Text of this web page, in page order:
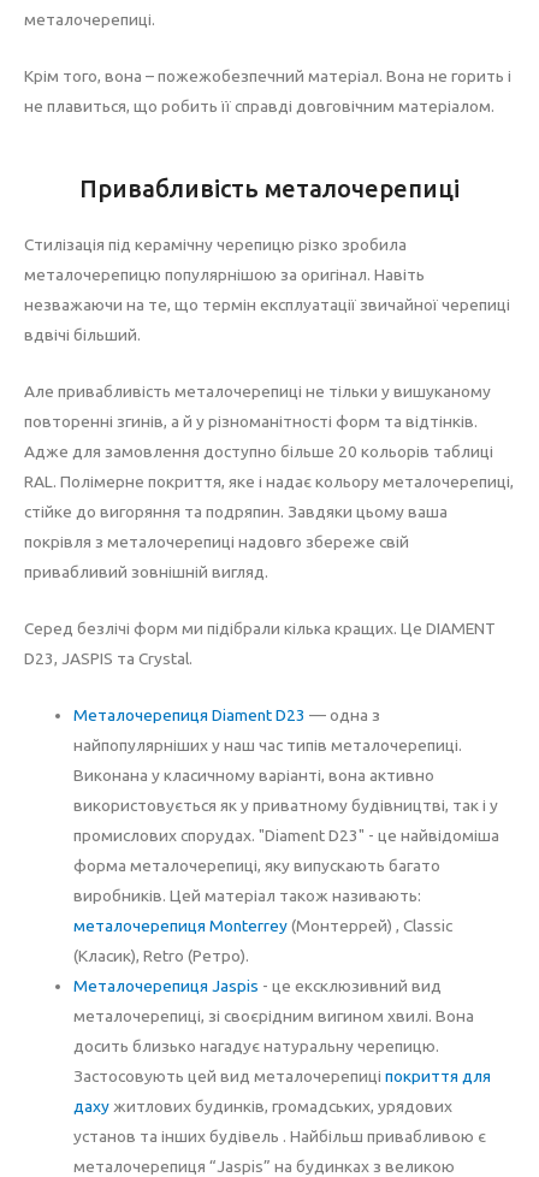
металочерепиці.
Крім того, вона – пожежобезпечний матеріал. Вона не горить і
не плавиться, що робить її справді довговічним матеріалом.
Привабливість металочерепиці
Стилізація під керамічну черепицю різко зробила
металочерепицю популярнішою за оригінал. Навіть
незважаючи на те, що термін експлуатації звичайної черепиці
вдвічі більший.
Але привабливість металочерепиці не тільки у вишуканому
повторенні згинів, а й у різноманітності форм та відтінків.
Адже для замовлення доступно більше 20 кольорів таблиці
RAL. Полімерне покриття, яке і надає кольору металочерепиці,
стійке до вигоряння та подряпин. Завдяки цьому ваша
покрівля з металочерепиці надовго збереже свій
привабливий зовнішній вигляд.
Серед безлічі форм ми підібрали кілька кращих. Це DIAMENT
D23, JASPIS та Crystal.
Металочерепиця Diament D23 — одна з
найпопулярніших у наш час типів металочерепиці.
Виконана у класичному варіанті, вона активно
використовується як у приватному будівництві, так і у
промислових спорудах. "Diament D23" - це найвідоміша
форма металочерепиці, яку випускають багато
виробників. Цей матеріал також називають:
металочерепиця Monterrey(Монтеррей) , Classic
(Класик), Retro (Ретро).
Металочерепиця Jaspis - це ексклюзивний вид
металочерепиці, зі своєрідним вигином хвилі. Вона
досить близько нагадує натуральну черепицю.
Застосовують цей вид металочерепиціпокриття для
даху житлових будинків, громадських, урядових
установ та інших будівель . Найбільш привабливою є
металочерепиця “Jaspis” на будинках з великою